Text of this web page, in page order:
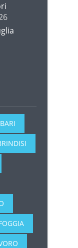
BARI